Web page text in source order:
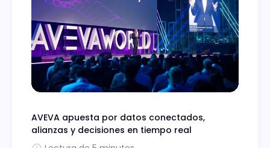
AVEVA apuesta por datos conectados,
alianzas y decisiones en tiempo real